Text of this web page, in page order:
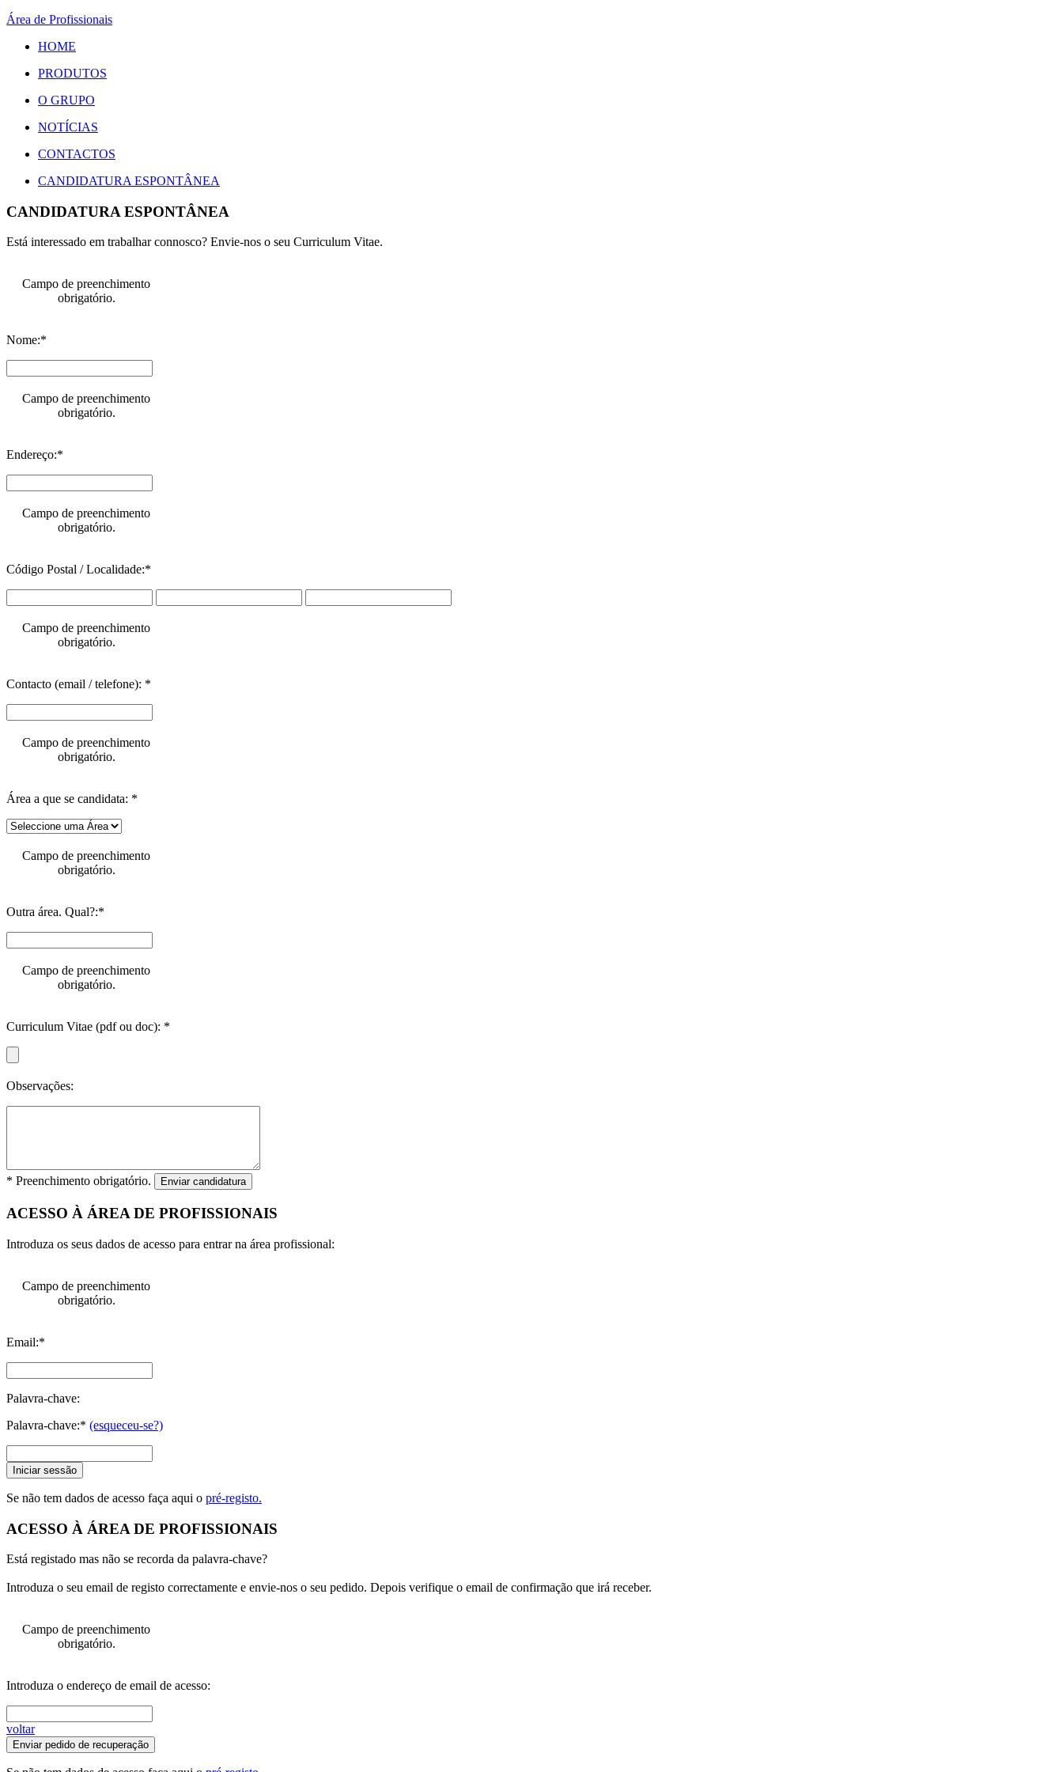
Área de Profissionais
HOME
PRODUTOS
O GRUPO
NOTÍCIAS
CONTACTOS
CANDIDATURA ESPONTÂNEA
CANDIDATURA ESPONTÂNEA
Está interessado em trabalhar connosco? Envie-nos o seu Curriculum Vitae.
Campo de preenchimento
obrigatório.
Nome:*
Campo de preenchimento
obrigatório.
Endereço:*
Campo de preenchimento
obrigatório.
Código Postal / Localidade:*
Campo de preenchimento
obrigatório.
Contacto (email / telefone): *
Campo de preenchimento
obrigatório.
Área a que se candidata: *
Campo de preenchimento
obrigatório.
Outra área. Qual?:*
Campo de preenchimento
obrigatório.
Curriculum Vitae (pdf ou doc): *
Observações:
* Preenchimento obrigatório. Enviar candidatura
ACESSO À ÁREA DE PROFISSIONAIS
Introduza os seus dados de acesso para entrar na área profissional:
Campo de preenchimento
obrigatório.
Email:*
Palavra-chave:
Palavra-chave:* (esqueceu-se?)
Iniciar sessão
Se não tem dados de acesso faça aqui o pré-registo.
ACESSO À ÁREA DE PROFISSIONAIS
Está registado mas não se recorda da palavra-chave?
Introduza o seu email de registo correctamente e envie-nos o seu pedido. Depois verifique o email de confirmação que irá receber.
Campo de preenchimento
obrigatório.
Introduza o endereço de email de acesso:
voltar
Enviar pedido de recuperação